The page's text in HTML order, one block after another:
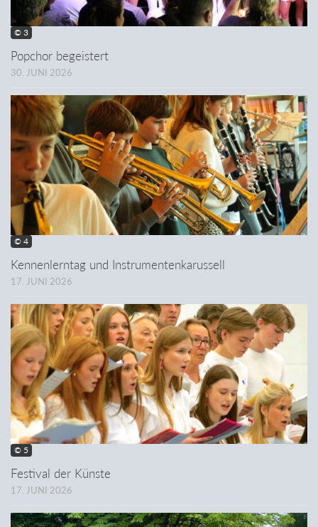
© 3
Popchor begeistert
30. JUNI 2026
© 4
Kennenlerntag und Instrumentenkarussell
17. JUNI 2026
© 5
Festival der Künste
17. JUNI 2026